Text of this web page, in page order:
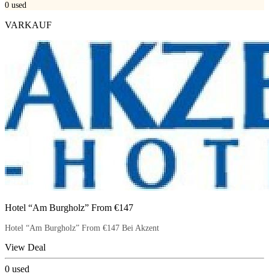
0 used
VARKAUF
Hotel “Am Burgholz” From €147
Hotel “Am Burgholz” From €147 Bei Akzent
View Deal
0 used